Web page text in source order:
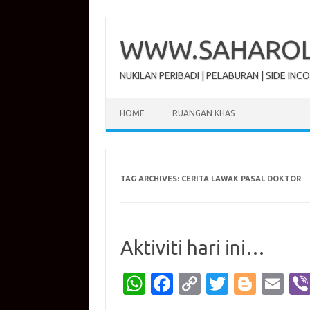
content
NUKILAN PERIBADI | PELABURAN | SIDE
HOME RUANGAN KHAS
TAG ARCHIVES: CERITA LAWAK PASAL DOKTOR
Aktiviti hari ini…
W
Fa C
T
Bl
E